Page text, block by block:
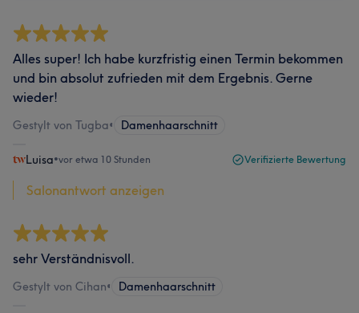
Alles super! Ich habe kurzfristig einen Termin bekommen
und bin absolut zufrieden mit dem Ergebnis. Gerne
wieder!
Gestylt von Tugba• Damenhaarschnitt
Luisa•vor etwa 10 Stunden Verifizierte Bewertung
Salonantwort anzeigen
sehr Verständnisvoll.
Gestylt von Cihan• Damenhaarschnitt